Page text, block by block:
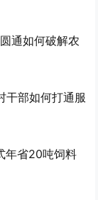
通如何破解农
干部如何打通服
年省20吨饲料